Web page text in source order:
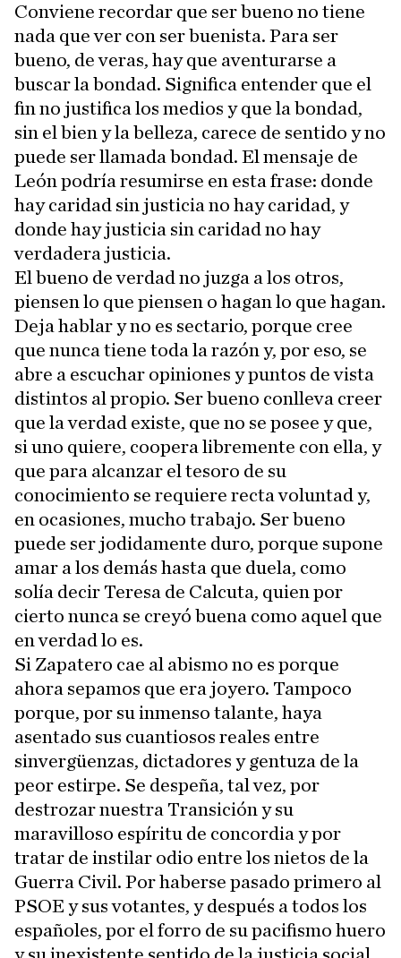
Conviene recordar que ser bueno no tiene
nada que ver con ser buenista. Para ser
bueno, de veras, hay que aventurarse a
buscar la bondad. Significa entender que el
fin no justifica los medios y que la bondad,
sin el bien y la belleza, carece de sentido y no
puede ser llamada bondad. El mensaje de
León podría resumirse en esta frase: donde
hay caridad sin justicia no hay caridad, y
donde hay justicia sin caridad no hay
verdadera justicia.
El bueno de verdad no juzga a los otros,
piensen lo que piensen o hagan lo que hagan.
Deja hablar y no es sectario, porque cree
que nunca tiene toda la razón y, por eso, se
abre a escuchar opiniones y puntos de vista
distintos al propio. Ser bueno conlleva creer
que la verdad existe, que no se posee y que,
si uno quiere, coopera libremente con ella, y
que para alcanzar el tesoro de su
conocimiento se requiere recta voluntad y,
en ocasiones, mucho trabajo. Ser bueno
puede ser jodidamente duro, porque supone
amar a los demás hasta que duela, como
solía decir Teresa de Calcuta, quien por
cierto nunca se creyó buena como aquel que
en verdad lo es.
Si Zapatero cae al abismo no es porque
ahora sepamos que era joyero. Tampoco
porque, por su inmenso talante, haya
asentado sus cuantiosos reales entre
sinvergüenzas, dictadores y gentuza de la
peor estirpe. Se despeña, tal vez, por
destrozar nuestra Transición y su
maravilloso espíritu de concordia y por
tratar de instilar odio entre los nietos de la
Guerra Civil. Por haberse pasado primero al
PSOE y sus votantes, y después a todos los
españoles, por el forro de su pacifismo huero